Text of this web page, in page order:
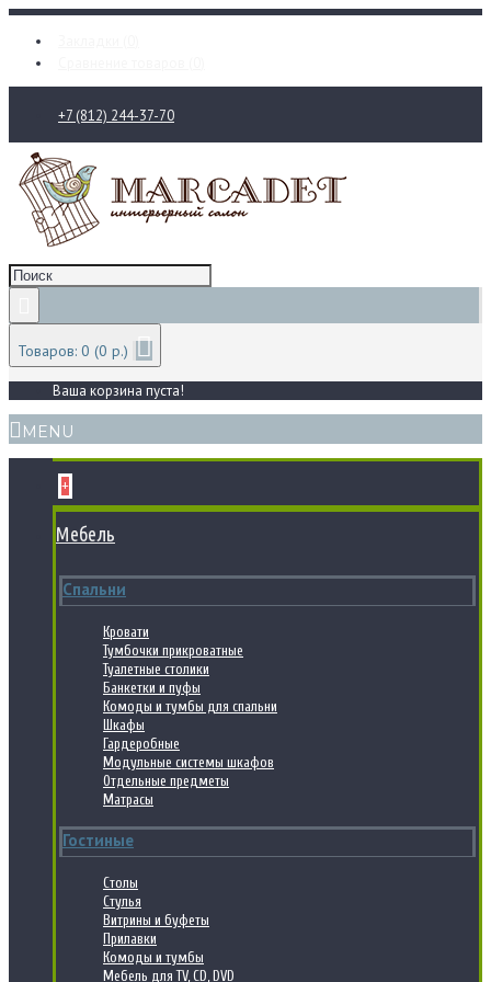
+7 (812) 244-37-70
Товаров: 0 (0 р.)
Ваша корзина пуста!
MENU
+
Мебель
Спальни
Кровати
Тумбочки прикроватные
Туалетные столики
Банкетки и пуфы
Комоды и тумбы для спальни
Шкафы
Гардеробные
Модульные системы шкафов
Отдельные предметы
Матрасы
Гостиные
Столы
Стулья
Витрины и буфеты
Прилавки
Комоды и тумбы
Мебель для TV, CD, DVD